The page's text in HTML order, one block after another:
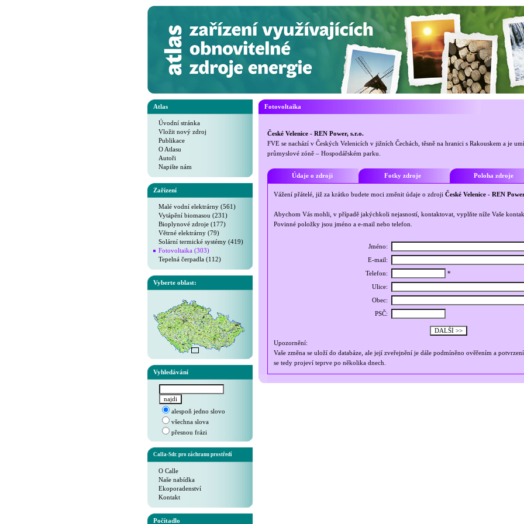
Atlas
Úvodní stránka
Vložit nový zdroj
Publikace
O Atlasu
Autoři
Napište nám
Zařízení
Malé vodní elektrárny (561)
Vytápění biomasou (231)
Bioplynové zdroje (177)
Větrné elektrárny (79)
Solární termické systémy (419)
Fotovoltaika (303)
Tepelná čerpadla (112)
Vyberte oblast:
Vyhledávání
alespoň jedno slovo
všechna slova
přesnou frázi
Calla-Sdr. pro záchranu prostředí
O Calle
Naše nabídka
Ekoporadenství
Kontakt
Počítadlo
Fotovoltaika
České Velenice - REN Power, s.r.o.
FVE se nachází v Českých Velenicích v jižních Čechách, těsně na hranici s Rakouskem a je
průmyslové zóně – Hospodářském parku.
Údaje o zdroji Fotky zdroje Poloha zdroje
Vážení přátelé, již za krátko budete moci změnit údaje o zdroji České Velenice - REN
Abychom Vás mohli, v případě jakýchkoli nejasností, kontaktovat, vyplňte níže Vaše
Povinné položky jsou jméno a e-mail nebo telefon.
Jméno:
E-mail:
Telefon: *
Ulice:
Obec:
PSČ:
Upozornění:
Vaše změna se uloží do databáze, ale její zveřejnění je dále podmíněno ověřením a
se tedy projeví teprve po několika dnech.